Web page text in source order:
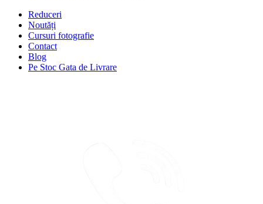
Reduceri
Noutăți
Cursuri fotografie
Contact
Blog
Pe Stoc Gata de Livrare